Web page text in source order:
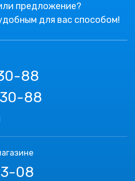
предложение?
для вас способом!
88
88
08